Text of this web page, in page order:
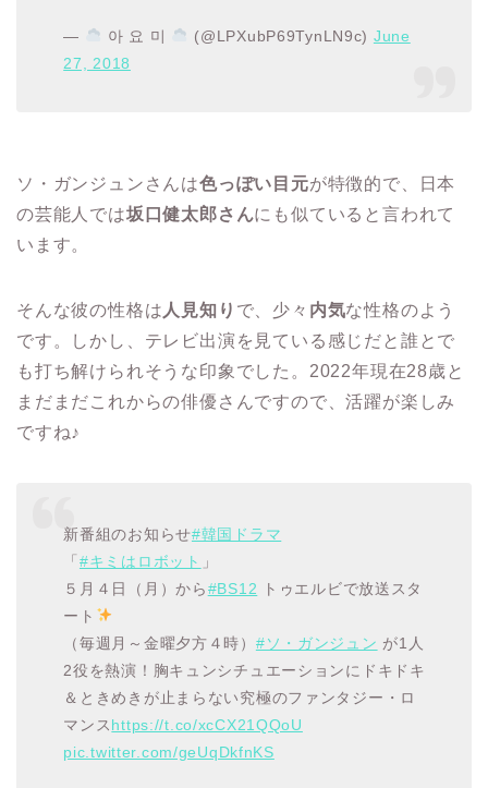
— 아 요 미 (@LPXubP69TynLN9c) June
27, 2018
ソ・ガンジュンさんは色っぽい目元が特徴的で、日本
の芸能人では坂口健太郎さんにも似ていると言われて
います。
そんな彼の性格は 人見知り で、少々 内気な性格のよう
です。しかし、テレビ出演を見ている感じだと誰とで
も打ち解けられそうな印象でした。2022年現在28歳と
まだまだこれからの俳優さんですので、活躍が楽しみ
ですね♪
新番組のお知らせ#韓国ドラマ
「 #キミはロボット 」
５月４日（月）から#BS12 トゥエルビで放送スタ
ート
（毎週月～金曜夕方４時） #ソ・ガンジュン が1人
2役を熱演！胸キュンシチュエーションにドキドキ
＆ときめきが止まらない究極のファンタジー・ロ
マンスhttps://t.co/xcCX21QQoU
pic.twitter.com/geUqDkfnKS